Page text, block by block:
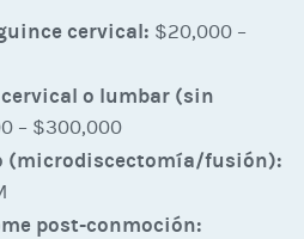
cervical: $20,000 –
o lumbar (sin
– $300,000
(microdiscectomía/fusión):
post-conmoción: